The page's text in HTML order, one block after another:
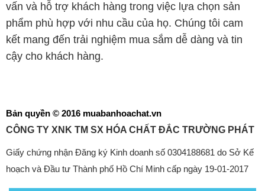
vấn và hỗ trợ khách hàng trong việc lựa chọn sản
phẩm phù hợp với nhu cầu của họ. Chúng tôi cam
kết mang đến trải nghiệm mua sắm dễ dàng và tin
cậy cho khách hàng.
Bản quyền © 2016 muabanhoachat.vn
CÔNG TY XNK TM SX HÓA CHẤT ĐẮC TRƯỜNG PHÁT
Giấy chứng nhận Đăng ký Kinh doanh số 0304188681 do Sở Kế
hoạch và Đầu tư Thành phố Hồ Chí Minh cấp ngày 19-01-2017